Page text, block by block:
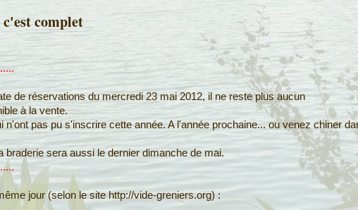
complet
de réservations du mercredi 23 mai 2012, il ne reste plus aucun
à la vente.
n'ont pas pu s'inscrire cette année. A l'année prochaine... ou venez chiner
braderie sera aussi le dernier dimanche de mai.
jour (selon le site http://vide-greniers.org) :